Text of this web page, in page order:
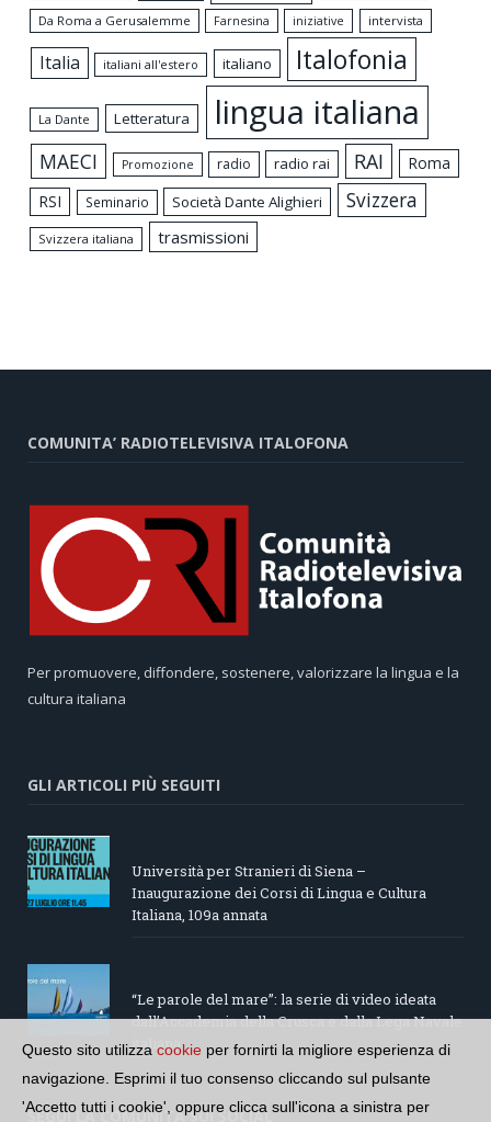
Da Roma a Gerusalemme
Farnesina iniziative intervista
Italia italiani all'estero italiano Italofonia
La Dante Letteratura lingua italiana
MAECI Promozione radio radio rai RAI
Roma
RSI
Seminario Società Dante Alighieri Svizzera
Svizzera italiana trasmissioni
COMUNITA’ RADIOTELEVISIVA ITALOFONA
Per promuovere, diffondere, sostenere, valorizzare la lingua e la
cultura italiana
GLI ARTICOLI PIÙ SEGUITI
Università per Stranieri di Siena –
Inaugurazione dei Corsi di Lingua e Cultura
Italiana, 109a annata
“Le parole del mare”: la serie di video ideata
dall’Accademia della Crusca e dalla Lega Navale
italiana
SEGUI LA COMUNITÀ SUI SOCIAL
Questo sito utilizza cookie per fornirti la migliore esperienza di
navigazione. Esprimi il tuo consenso cliccando sul pulsante
'Accetto tutti i cookie', oppure clicca sull'icona a sinistra per